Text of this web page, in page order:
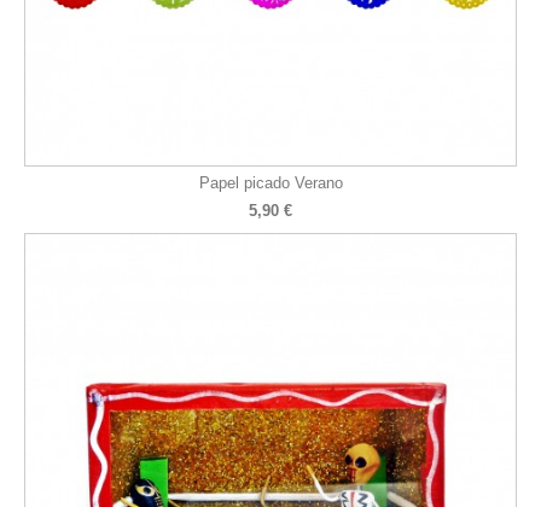
Papel picado Verano
5,90 €